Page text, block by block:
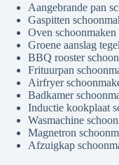
Aangebrande pan
Gaspitten
Oven schoonmaken
Groene aanslag
BBQ rooster
Frituurpan
Airfryer
Badkamer
Inductie kookplaat
Wasmachine
Magnetron
Afzuigkap